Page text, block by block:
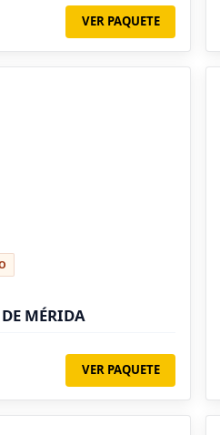
VER PAQUETE
DE MÉRIDA
VER PAQUETE